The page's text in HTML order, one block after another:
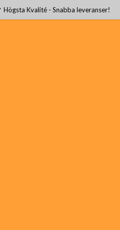
Högsta Kvalité - Snabba leveranser!